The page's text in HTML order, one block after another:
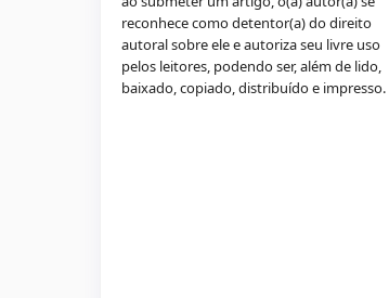
reconhece como detentor(a) do direito
autoral sobre ele e autoriza seu livre uso
pelos leitores, podendo ser, além de lido,
baixado, copiado, distribuído e impresso.